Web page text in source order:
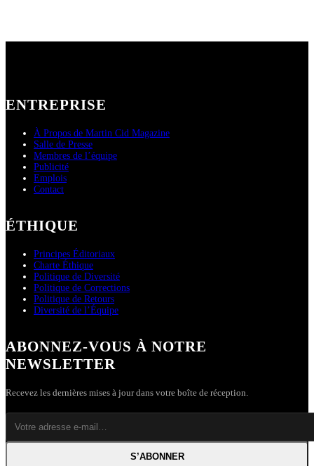
ENTREPRISE
À Propos de Martin Cid Magazine
Salle de Presse
Membres de l’équipe
Publicité
Emplois
Contact
ÉTHIQUE
Principes Éditoriaux
Charte Éthique
Politique de Diversité
Politique de Corrections
Politique de Retours
Diversité de l’Équipe
ABONNEZ-VOUS À NOTRE
NEWSLETTER
Recevez les dernières mises à jour dans votre boîte de réception.
S’ABONNER